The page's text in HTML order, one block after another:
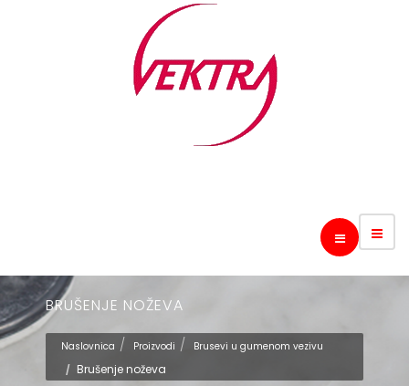
BRUŠENJE NOŽEVA
Naslovnica Proizvodi Brusevi u gumenom vezivu
Brušenje noževa